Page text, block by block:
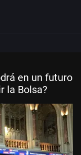
en un futuro
la Bolsa?